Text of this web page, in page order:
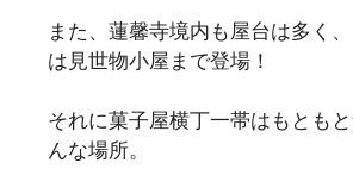
また、蓮馨寺境内も屋台は多く
は見世物小屋まで登場！
それに菓子屋横丁一帯はもとも
んな場所。